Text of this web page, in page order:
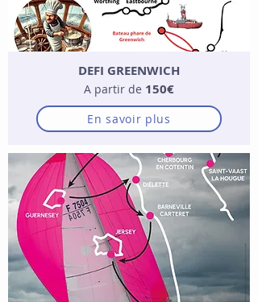
DEFI GREENWICH
A partir de 150€
En savoir plus